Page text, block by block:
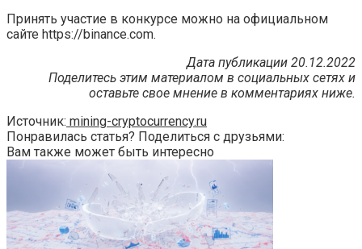
Принять участие в конкурсе можно на официальном
сайте https://binance.com.
Дата публикации 20.12.2022
Поделитесь этим материалом в социальных сетях и
оставьте свое мнение в комментариях ниже.
Источник: mining-cryptocurrency.ru
Понравилась статья? Поделиться с друзьями:
Вам также может быть интересно